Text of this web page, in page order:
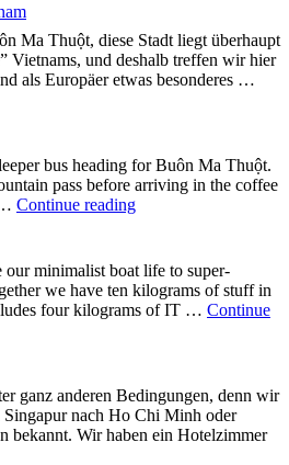
of
the
way
round
the
Ma Thuột, diese Stadt liegt überhaupt
Vietnams, und deshalb treffen wir hier
als Europäer etwas besonderes …
bus heading for Buôn Ma Thuột.
pass before arriving in the coffee
Continue reading"In
of
Vietnam"
our minimalist boat life to super-
we have ten kilograms of stuff in
four kilograms of IT … Continue
ganz anderen Bedingungen, denn wir
nach Ho Chi Minh oder
bekannt. Wir haben ein Hotelzimmer